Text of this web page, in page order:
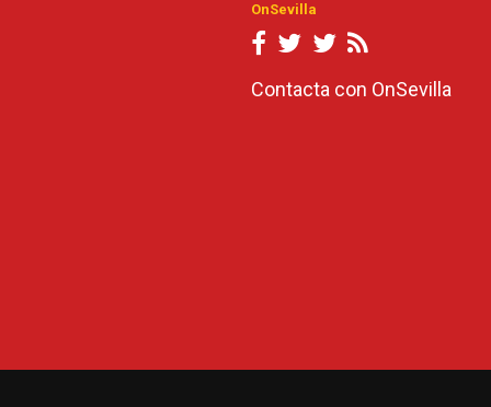
OnSevilla
Contacta con OnSevilla